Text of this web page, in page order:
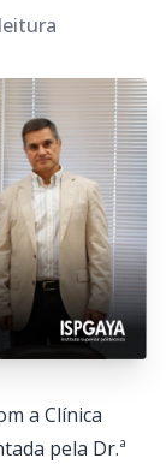
a Clínica
pela Dr.ª